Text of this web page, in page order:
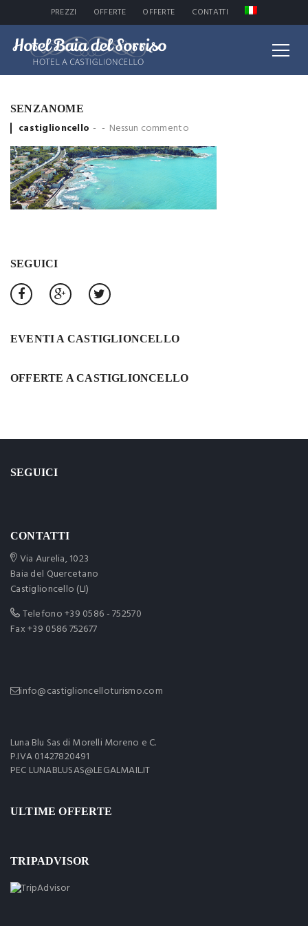
PREZZI OFFERTE OFFERTE CONTATTI
SENZANOME
Posted
by
castiglioncello Nessun commento
SEGUICI
EVENTI A CASTIGLIONCELLO
OFFERTE A CASTIGLIONCELLO
SEGUICI
CONTATTI
Via Aurelia, 1023
Baia del Quercetano
Castiglioncello (LI)
Telefono+39 0586 - 752570
Fax +39 0586 752677
info@castiglioncelloturismo.com
Luna Blu Sas di Morelli Moreno e C.
P.IVA 01427820491
PEC LUNABLUSAS@LEGALMAIL.IT
ULTIME OFFERTE
TRIPADVISOR